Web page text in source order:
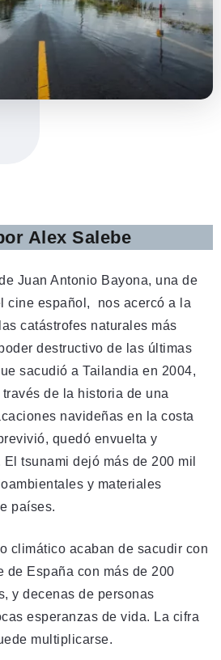
Alex Salebe
Juan Antonio Bayona, una de
cine español, nos acercó a la
catástrofes naturales más
destructivo de las últimas
sacudió a Tailandia en 2004,
de la historia de una
navideñas en la costa
quedó envuelta y
tsunami dejó más de 200 mil
y materiales
países.
climático acaban de sacudir con
de España con más de 200
y decenas de personas
esperanzas de vida. La cifra
multiplicarse.